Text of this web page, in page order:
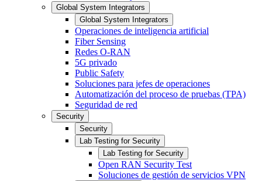
Global System Integrators
Global System Integrators
Operaciones de inteligencia artificial
Fiber Sensing
Redes O-RAN
5G privado
Public Safety
Soluciones para jefes de operaciones
Automatización del proceso de pruebas (TPA)
Seguridad de red
Security
Security
Lab Testing for Security
Lab Testing for Security
Open RAN Security Test
Soluciones de gestión de servicios VPN